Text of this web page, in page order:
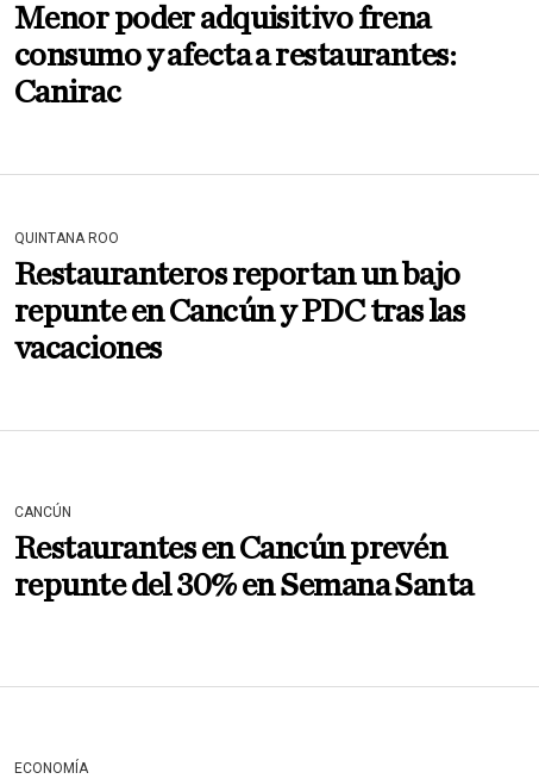
Menor poder adquisitivo frena
consumo y afecta a restaurantes:
Canirac
QUINTANA ROO
Restauranteros reportan un bajo
repunte en Cancún y PDC tras las
vacaciones
CANCÚN
Restaurantes en Cancún prevén
repunte del 30% en Semana Santa
ECONOMÍA